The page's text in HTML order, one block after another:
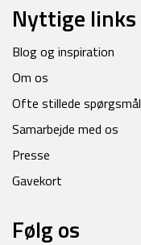
Nyttige links
Blog og inspiration
Om os
Ofte stillede spørgsmål
Samarbejde med os
Presse
Gavekort
Følg os